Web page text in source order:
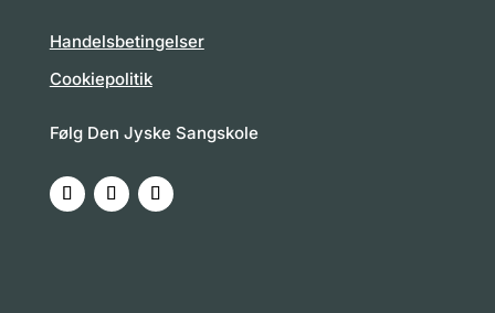
Handelsbetingelser
Cookiepolitik
Følg Den Jyske Sangskole